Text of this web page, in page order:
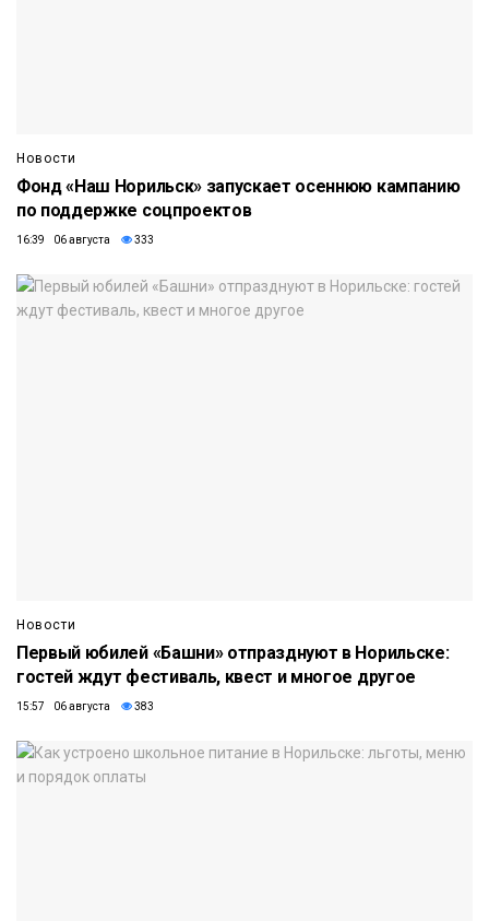
Новости
Фонд «Наш Норильск» запускает осеннюю кампанию
по поддержке соцпроектов
16:39 06 августа 333
Новости
Первый юбилей «Башни» отпразднуют в Норильске:
гостей ждут фестиваль, квест и многое другое
15:57 06 августа 383